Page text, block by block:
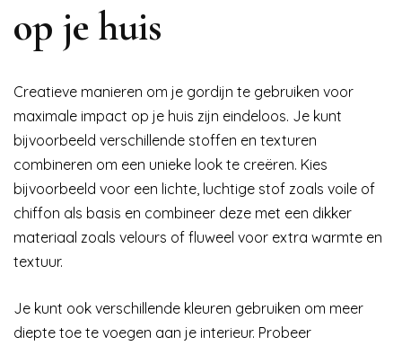
op je huis
Creatieve manieren om je gordijn te gebruiken voor
maximale impact op je huis zijn eindeloos. Je kunt
bijvoorbeeld verschillende stoffen en texturen
combineren om een unieke look te creëren. Kies
bijvoorbeeld voor een lichte, luchtige stof zoals voile of
chiffon als basis en combineer deze met een dikker
materiaal zoals velours of fluweel voor extra warmte en
textuur.
Je kunt ook verschillende kleuren gebruiken om meer
diepte toe te voegen aan je interieur. Probeer